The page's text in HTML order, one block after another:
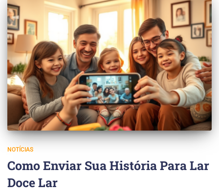
NOTÍCIAS
Como Enviar Sua História Para Lar
Doce Lar